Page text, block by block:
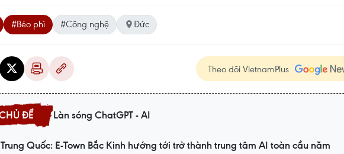
#Béo phì #Công nghệ Đức
Theo dõi VietnamPlus
Làn sóng ChatGPT - AI
Trung Quốc: E-Town Bắc Kinh hướng tới trở thành trung tâm AI toàn cầu năm